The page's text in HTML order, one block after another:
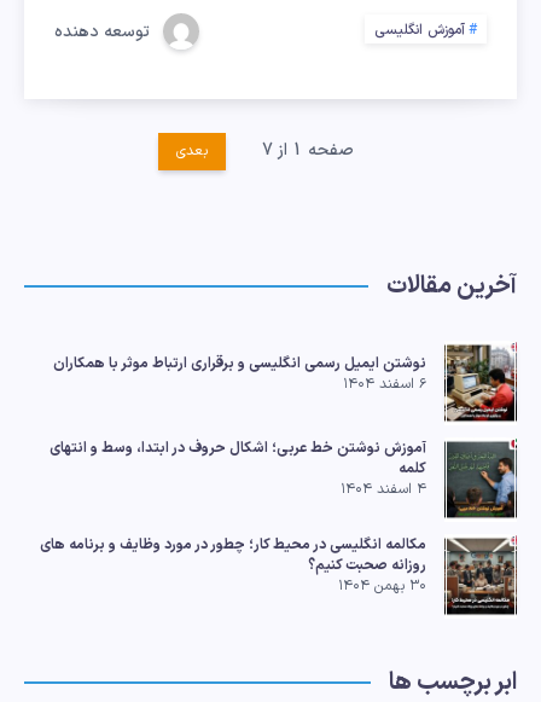
از
مشاور
بپرسید
آموزش انگلیسی توسعه دهنده
صفحه 1 از 7 بعدی
آخرین مقالات
نوشتن ایمیل رسمی انگلیسی و برقراری ارتباط موثر با همکاران
۶ اسفند ۱۴۰۴
آموزش نوشتن خط عربی؛ اشکال حروف در ابتدا، وسط و انتهای
کلمه
۴ اسفند ۱۴۰۴
مکالمه انگلیسی در محیط کار؛ چطور در مورد وظایف و برنامه های
روزانه صحبت کنیم؟
۳۰ بهمن ۱۴۰۴
ابر برچسب ها